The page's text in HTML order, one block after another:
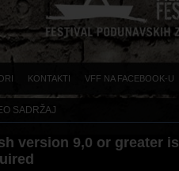
KONTAKTI VFF NA FACEBOOK-U
SADRŽAJ
version 9,0 or greater is